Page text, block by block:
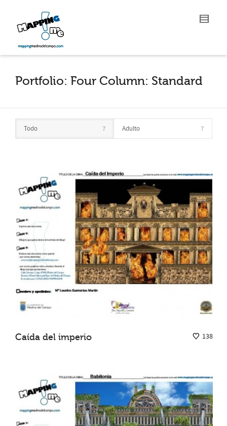
Portfolio: Four Column: Standard
Todo 7 Adulto 7
138
Caída del imperio